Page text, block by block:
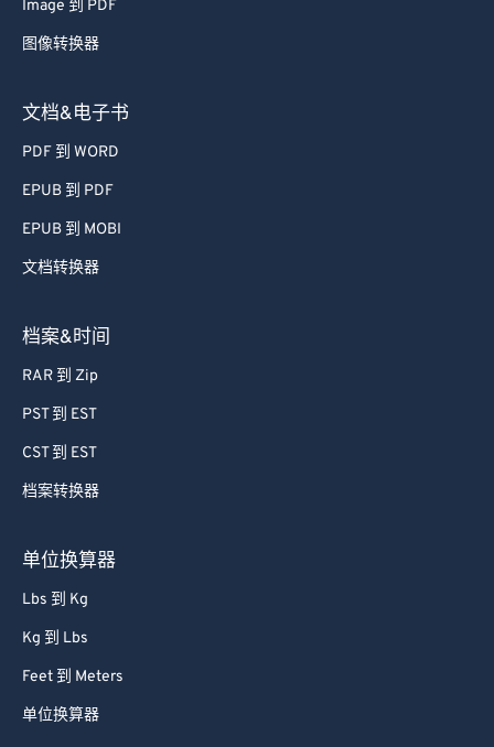
Image 到 PDF
图像转换器
文档&电子书
PDF 到 WORD
EPUB 到 PDF
EPUB 到 MOBI
文档转换器
档案&时间
RAR 到 Zip
PST 到 EST
CST 到 EST
档案转换器
单位换算器
Lbs 到 Kg
Kg 到 Lbs
Feet 到 Meters
单位换算器